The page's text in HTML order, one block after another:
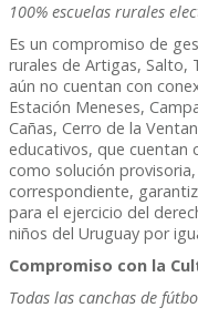
100% escuelas rurales
Es un compromiso de
rurales de Artigas, Salto,
aún no cuentan con
Estación Meneses,
Cañas, Cerro de la
educativos, que cuentan
como solución
correspondiente,
para el ejercicio del
niños del Uruguay por
Compromiso con la
Todas las canchas de